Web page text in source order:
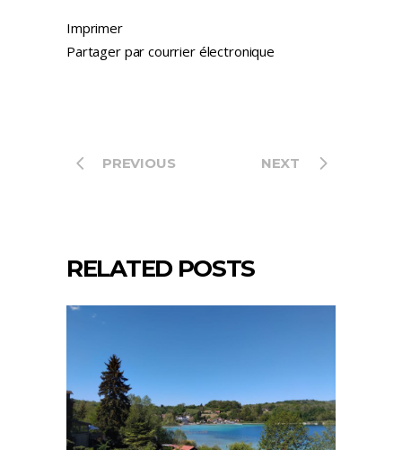
Imprimer
Partager par courrier électronique
PREVIOUS NEXT
RELATED POSTS